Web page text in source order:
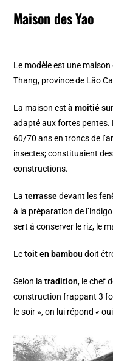
Maison des Yao
Le modèle est une
Thang, province de Lâo
La maison està moitié
adapté aux fortes pentes.
60/70 ans en troncs de
insectes; constituaient
constructions.
Laterrassedevant les
à la préparation de
sert à conserver le riz, le
Letoit en bambou doit
Selon latradition, le chef
construction frappant 3
le soir », on lui répond «